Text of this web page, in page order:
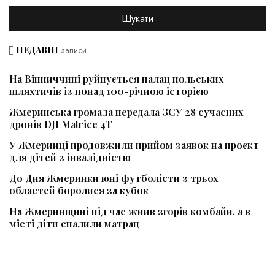
НЕДАВНІ записи
На Вінниччині руйнується палац польських
шляхтичів із понад 100-річною історією
Жмеринська громада передала ЗСУ 28 сучасних
дронів DJI Matrice 4T
У Жмеринці продовжили прийом заявок на проєкт
для дітей з інвалідністю
До Дня Жмеринки юні футболісти з трьох
областей боролися за кубок
На Жмеринщині під час жнив згорів комбайн, а в
місті діти спалили матрац